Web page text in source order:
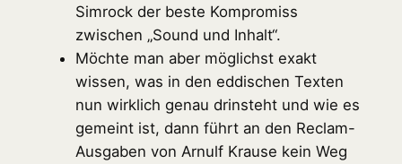
Simrock der beste Kompromiss
zwischen „Sound und Inhalt“.
Möchte man aber möglichst exakt
wissen, was in den eddischen Texten
nun wirklich genau drinsteht und wie es
gemeint ist, dann führt an den Reclam-
Ausgaben von Arnulf Krause kein Weg